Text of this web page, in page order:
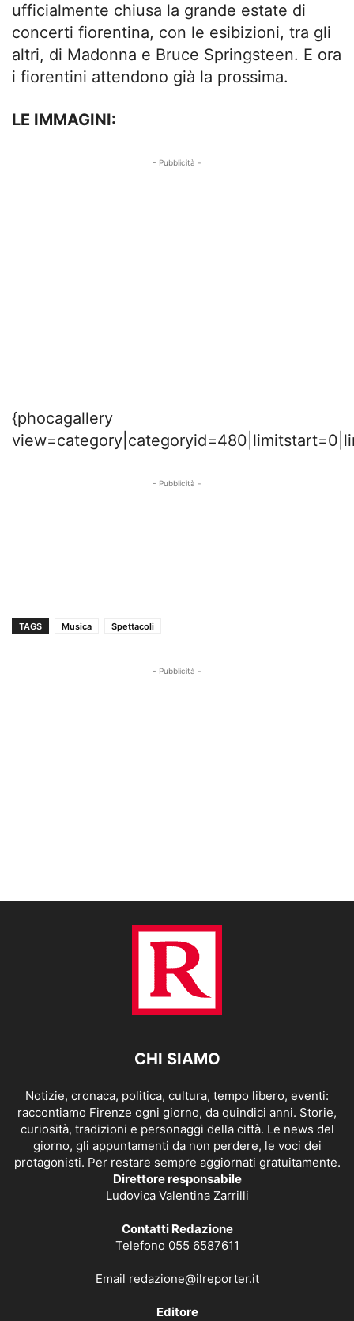
ufficialmente chiusa la grande estate di
concerti fiorentina, con le esibizioni, tra gli
altri, di Madonna e Bruce Springsteen. E ora
i fiorentini attendono già la prossima.
LE IMMAGINI:
- Pubblicità -
{phocagallery
- Pubblicità -
TAGS Musica Spettacoli
- Pubblicità -
CHI SIAMO
Notizie, cronaca, politica, cultura, tempo libero, eventi:
raccontiamo Firenze ogni giorno, da quindici anni. Storie,
curiosità, tradizioni e personaggi della città. Le news del
giorno, gli appuntamenti da non perdere, le voci dei
protagonisti. Per restare sempre aggiornati gratuitamente.
Direttore responsabile
Ludovica Valentina Zarrilli
Contatti Redazione
Telefono 055 6587611
Email redazione@ilreporter.it
Editore